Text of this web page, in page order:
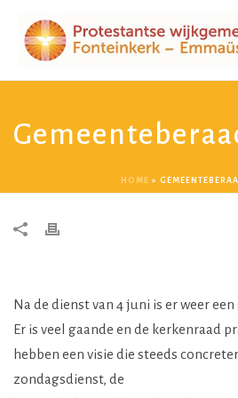
HOME »
Na de dienst van 4 juni is er weer
Er is veel gaande en de kerkenraad
hebben een visie die steeds
zondagsdienst, de